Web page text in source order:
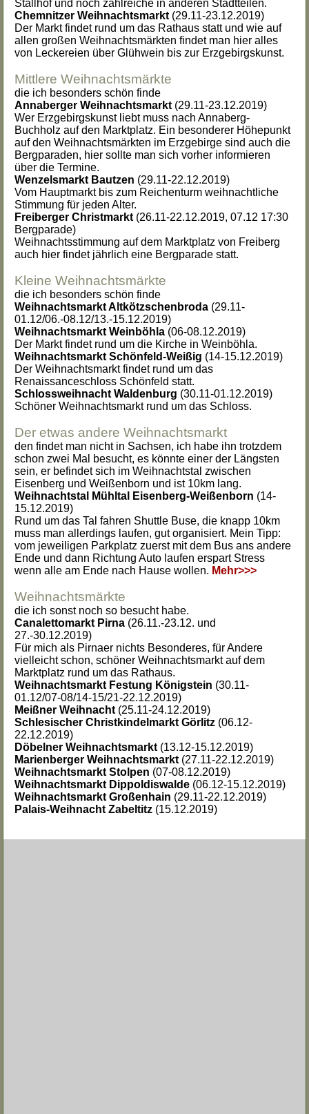
Stallhof und noch zahlreiche in anderen Stadtteilen.
Chemnitzer Weihnachtsmarkt (29.11-23.12.2019)
Der Markt findet rund um das Rathaus statt und wie auf
allen großen Weihnachtsmärkten findet man hier alles
von Leckereien über Glühwein bis zur Erzgebirgskunst.
Mittlere Weihnachtsmärkte
die ich besonders schön finde
Annaberger Weihnachtsmarkt (29.11-23.12.2019)
Wer Erzgebirgskunst liebt muss nach Annaberg-
Buchholz auf den Marktplatz. Ein besonderer Höhepunkt
auf den Weihnachtsmärkten im Erzgebirge sind auch die
Bergparaden, hier sollte man sich vorher informieren
über die Termine.
Wenzelsmarkt Bautzen (29.11-22.12.2019)
Vom Hauptmarkt bis zum Reichenturm weihnachtliche
Stimmung für jeden Alter.
Freiberger Christmarkt (26.11-22.12.2019, 07.12 17:30
Bergparade)
Weihnachtsstimmung auf dem Marktplatz von Freiberg
auch hier findet jährlich eine Bergparade statt.
Kleine Weihnachtsmärkte
die ich besonders schön finde
Weihnachtsmarkt Altkötzschenbroda (29.11-
01.12/06.-08.12/13.-15.12.2019)
Weihnachtsmarkt Weinböhla (06-08.12.2019)
Der Markt findet rund um die Kirche in Weinböhla.
Weihnachtsmarkt Schönfeld-Weißig (14-15.12.2019)
Der Weihnachtsmarkt findet rund um das
Renaissanceschloss Schönfeld statt.
Schlossweihnacht Waldenburg (30.11-01.12.2019)
Schöner Weihnachtsmarkt rund um das Schloss.
Der etwas andere Weihnachtsmarkt
den findet man nicht in Sachsen, ich habe ihn trotzdem
schon zwei Mal besucht, es könnte einer der Längsten
sein, er befindet sich im Weihnachtstal zwischen
Eisenberg und Weißenborn und ist 10km lang.
Weihnachtstal Mühltal Eisenberg-Weißenborn (14-
15.12.2019)
Rund um das Tal fahren Shuttle Buse, die knapp 10km
muss man allerdings laufen, gut organisiert. Mein Tipp:
vom jeweiligen Parkplatz zuerst mit dem Bus ans andere
Ende und dann Richtung Auto laufen erspart Stress
wenn alle am Ende nach Hause wollen. Mehr>>>
Weihnachtsmärkte
die ich sonst noch so besucht habe.
Canalettomarkt Pirna (26.11.-23.12. und
27.-30.12.2019)
Für mich als Pirnaer nichts Besonderes, für Andere
vielleicht schon, schöner Weihnachtsmarkt auf dem
Marktplatz rund um das Rathaus.
Weihnachtsmarkt Festung Königstein (30.11-
01.12/07-08/14-15/21-22.12.2019)
Meißner Weihnacht (25.11-24.12.2019)
Schlesischer Christkindelmarkt Görlitz (06.12-
22.12.2019)
Döbelner Weihnachtsmarkt (13.12-15.12.2019)
Marienberger Weihnachtsmarkt (27.11-22.12.2019)
Weihnachtsmarkt Stolpen (07-08.12.2019)
Weihnachtsmarkt Dippoldiswalde (06.12-15.12.2019)
Weihnachtsmarkt Großenhain (29.11-22.12.2019)
Palais-Weihnacht Zabeltitz (15.12.2019)